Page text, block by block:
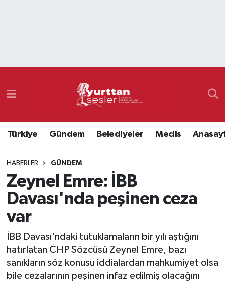
Türkiye Gündem Belediyeler Meclis
HABERLER GÜNDEM
Zeynel Emre: İBB
Davası'nda peşinen ceza
var
İBB Davası'ndaki tutuklamaların bir yılı aştığını
hatırlatan CHP Sözcüsü Zeynel Emre, bazı
sanıkların söz konusu iddialardan mahkumiyet olsa
bile cezalarının peşinen infaz edilmiş olacağını
Namaz Vakitleri
Süper Lig Puan Durumu ve Fikstür
Tüm Manşetler
Son Dakika Haberleri
Haber Arşivi